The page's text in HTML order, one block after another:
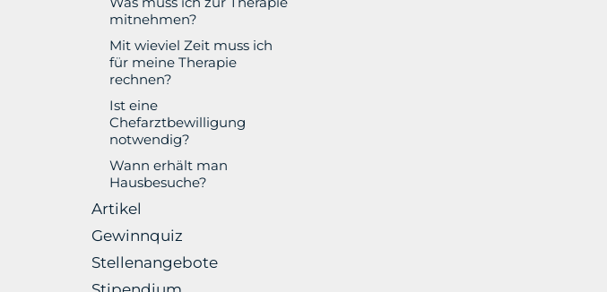
mitnehmen?
Mit wieviel Zeit muss ich
für meine Therapie
rechnen?
Ist eine
Chefarztbewilligung
notwendig?
Wann erhält man
Hausbesuche?
Artikel
Gewinnquiz
Stellenangebote